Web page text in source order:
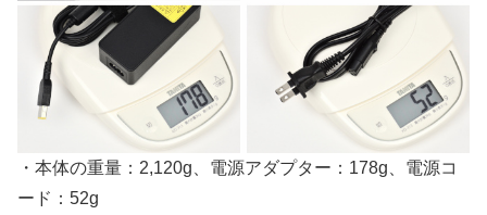
・本体の重量：2,120g、電源アダプター：178g、電源コ
ード：52g